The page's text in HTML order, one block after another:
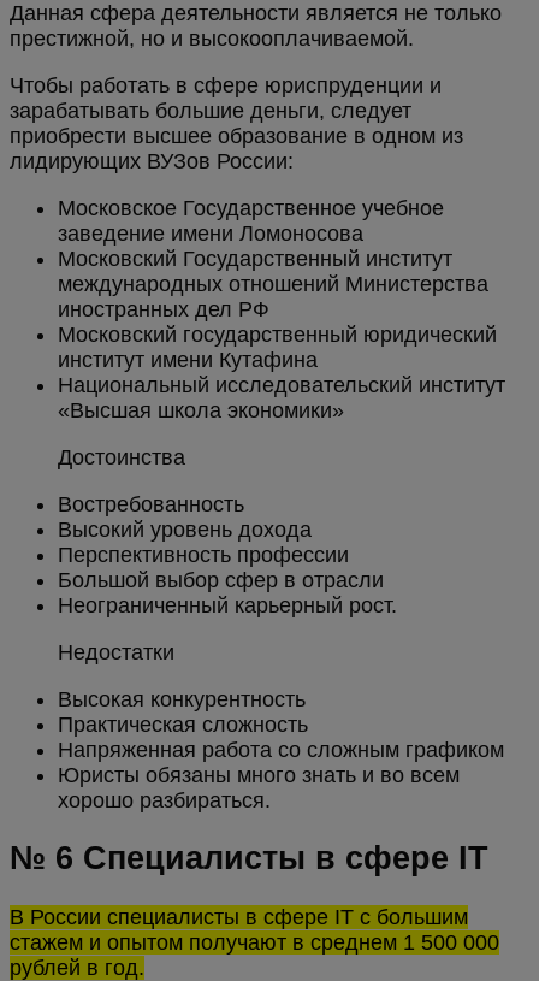
Данная сфера деятельности является не только
престижной, но и высокооплачиваемой.
Чтобы работать в сфере юриспруденции и
зарабатывать большие деньги, следует
приобрести высшее образование в одном из
лидирующих ВУЗов России:
Московское Государственное учебное
заведение имени Ломоносова
Московский Государственный институт
международных отношений Министерства
иностранных дел РФ
Московский государственный юридический
институт имени Кутафина
Национальный исследовательский институт
«Высшая школа экономики»
Достоинства
Востребованность
Высокий уровень дохода
Перспективность профессии
Большой выбор сфер в отрасли
Неограниченный карьерный рост.
Недостатки
Высокая конкурентность
Практическая сложность
Напряженная работа со сложным графиком
Юристы обязаны много знать и во всем
хорошо разбираться.
№ 6 Специалисты в сфере IT
В России специалисты в сфере IT с большим
стажем и опытом получают в среднем 1 500 000
рублей в год.